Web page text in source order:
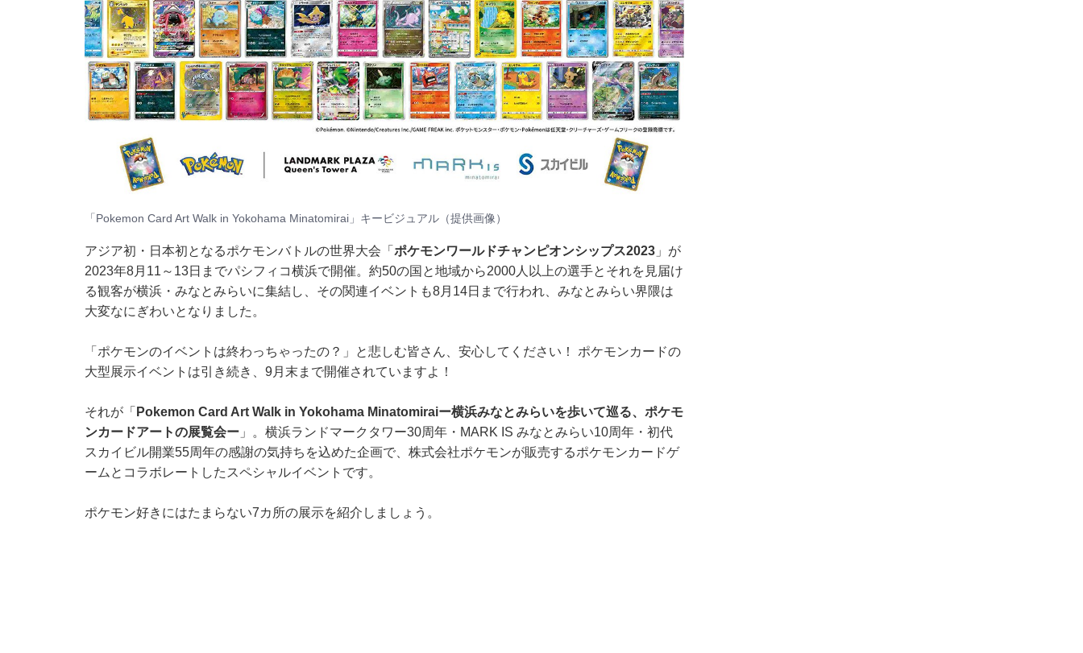
「Pokemon Card Art Walk in Yokohama Minatomirai」キービジュアル（提供画像）
アジア初・日本初となるポケモンバトルの世界大会「 ポケモンワールドチャンピオンシップス2023」が
2023年8月11～13日までパシフィコ横浜で開催。約50の国と地域から2000人以上の選手とそれを見届け
る観客が横浜・みなとみらいに集結し、その関連イベントも8月14日まで行われ、みなとみらい界隈は
大変なにぎわいとなりました。
「ポケモンのイベントは終わっちゃったの？」と悲しむ皆さん、安心してください！ ポケモンカードの
大型展示イベントは引き続き、9月末まで開催されていますよ！
それが「 Pokemon Card Art Walk in Yokohama Minatomiraiー横浜みなとみらいを歩いて巡る、ポケモ
ンカードアートの展覧会ー」。横浜ランドマークタワー30周年・MARK IS みなとみらい10周年・初代
スカイビル開業55周年の感謝の気持ちを込めた企画で、株式会社ポケモンが販売するポケモンカードゲ
ームとコラボレートしたスペシャルイベントです。
ポケモン好きにはたまらない7カ所の展示を紹介しましょう。